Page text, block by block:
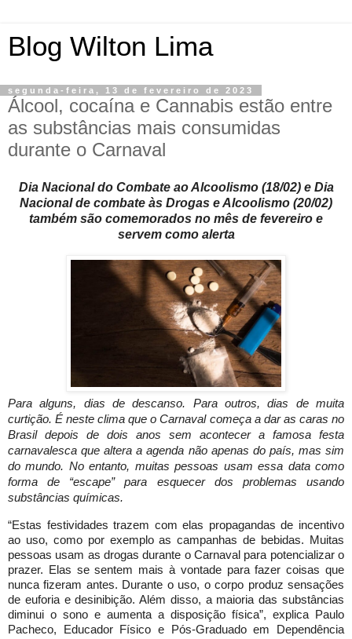
Blog Wilton Lima
segunda-feira, 13 de fevereiro de 2023
Álcool, cocaína e Cannabis estão entre
as substâncias mais consumidas
durante o Carnaval
Dia Nacional do Combate ao Alcoolismo (18/02) e Dia
Nacional de combate às Drogas e Alcoolismo (20/02)
também são comemorados no mês de fevereiro e
servem como alerta
Para alguns, dias de descanso. Para outros, dias de muita
curtição. É neste clima que o Carnaval começa a dar as caras no
Brasil depois de dois anos sem acontecer a famosa festa
carnavalesca que altera a agenda não apenas do país, mas sim
do mundo. No entanto, muitas pessoas usam essa data como
forma de
“escape”
para esquecer dos problemas usando
substâncias químicas.
“Estas festividades trazem com elas propagandas de incentivo
ao uso, como por exemplo as campanhas de bebidas. Muitas
pessoas usam as drogas durante o Carnaval para potencializar o
prazer. Elas se sentem mais à vontade para fazer coisas que
nunca fizeram antes. Durante o uso, o corpo produz sensações
de euforia e desinibição. Além disso, a maioria das substâncias
diminui o sono e aumenta a disposição física”, explica Paulo
Pacheco, Educador Físico e Pós-Graduado em Dependência